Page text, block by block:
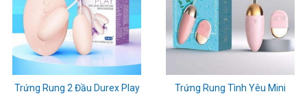
Trứng Rung 2 Đầu Durex Play
Trứng Rung Tình Yêu Mini